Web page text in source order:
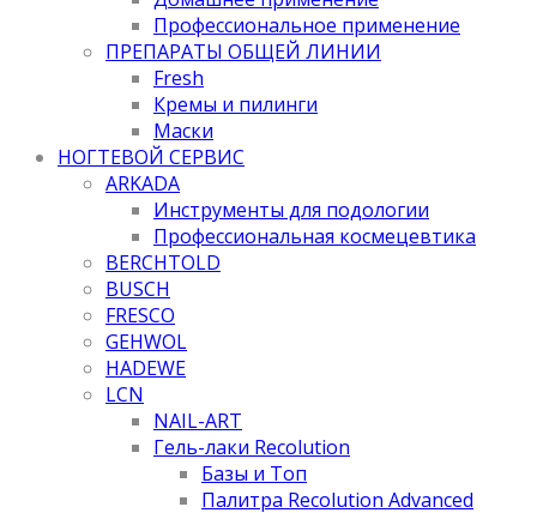
Профессиональное применение
ПРЕПАРАТЫ ОБЩЕЙ ЛИНИИ
Fresh
Кремы и пилинги
Маски
НОГТЕВОЙ СЕРВИС
ARKADA
Инструменты для подологии
Профессиональная космецевтика
BERCHTOLD
BUSCH
FRESCO
GEHWOL
HADEWE
LCN
NAIL-ART
Гель-лаки Recolution
Базы и Топ
Палитра Recolution Advanced